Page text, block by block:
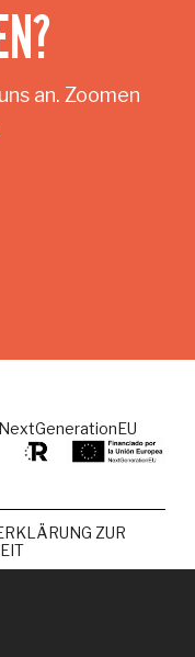
an. Zoomen
ZUR